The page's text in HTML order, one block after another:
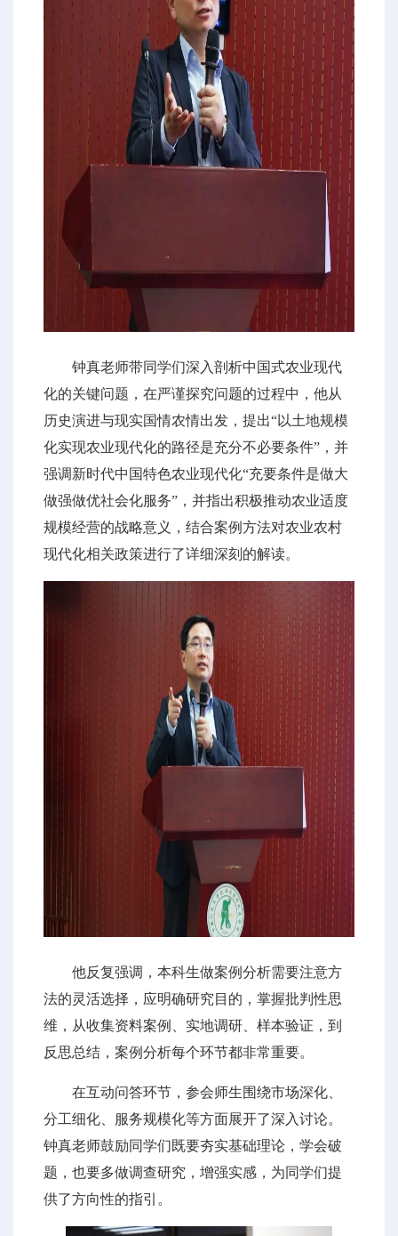
钟真老师带同学们深入剖析中国式农业现代
化的关键问题，在严谨探究问题的过程中，他从
历史演进与现实国情农情出发，提出“以土地规模
化实现农业现代化的路径是充分不必要条件”，并
强调新时代中国特色农业现代化“充要条件是做大
做强做优社会化服务”，并指出积极推动农业适度
规模经营的战略意义，结合案例方法对农业农村
现代化相关政策进行了详细深刻的解读。
他反复强调，本科生做案例分析需要注意方
法的灵活选择，应明确研究目的，掌握批判性思
维，从收集资料案例、实地调研、样本验证，到
反思总结，案例分析每个环节都非常重要。
在互动问答环节，参会师生围绕市场深化、
分工细化、服务规模化等方面展开了深入讨论。
钟真老师鼓励同学们既要夯实基础理论，学会破
题，也要多做调查研究，增强实感，为同学们提
供了方向性的指引。